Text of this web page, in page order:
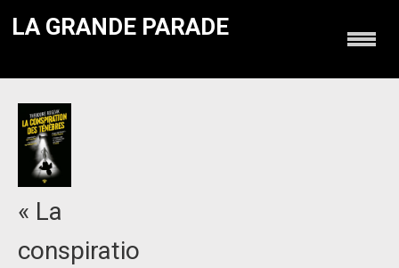
LA GRANDE PARADE
« La
conspiratio